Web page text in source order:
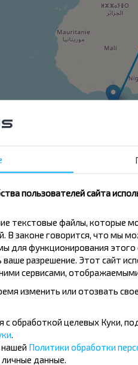
Купить
Купить
пользователей сайта
текстовые файлы, которые
В законе говорится, что мы
для функционирования этого
разрешение. Этот сайт
сервисами, отображаемыми
изменить или отозвать свое
с обработкой целевых Куки,
Политики обработки
данные.